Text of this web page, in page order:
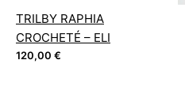
TRILBY RAPHIA
CROCHETÉ – ELI
120,00 €